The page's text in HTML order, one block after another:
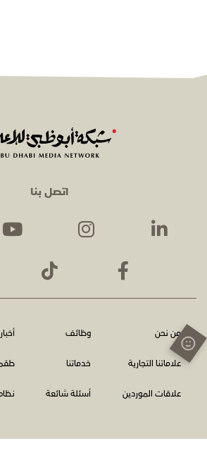
اتصل بنا
من نحن وظائف أخبار
علاماتنا التجارية خدماتنا
علاقات الموردين أسئلة شائعة